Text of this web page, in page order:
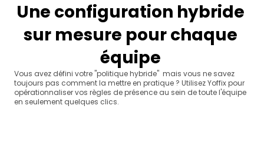
Une configuration hybride
sur mesure pour chaque
équipe
Vous avez défini votre "politique hybride"  mais vous ne savez
toujours pas comment la mettre en pratique ? Utilisez Yoffix pour
opérationnaliser vos règles de présence au sein de toute l'équipe
en seulement quelques clics.